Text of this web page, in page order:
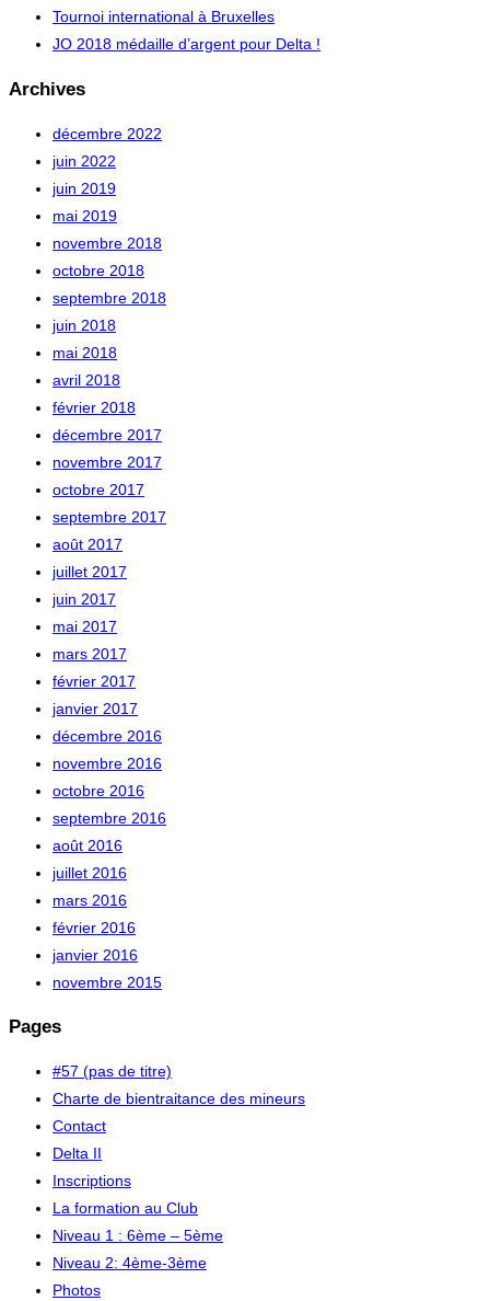
Tournoi international à Bruxelles
JO 2018 médaille d’argent pour Delta !
Archives
décembre 2022
juin 2022
juin 2019
mai 2019
novembre 2018
octobre 2018
septembre 2018
juin 2018
mai 2018
avril 2018
février 2018
décembre 2017
novembre 2017
octobre 2017
septembre 2017
août 2017
juillet 2017
juin 2017
mai 2017
mars 2017
février 2017
janvier 2017
décembre 2016
novembre 2016
octobre 2016
septembre 2016
août 2016
juillet 2016
mars 2016
février 2016
janvier 2016
novembre 2015
Pages
#57 (pas de titre)
Charte de bientraitance des mineurs
Contact
Delta II
Inscriptions
La formation au Club
Niveau 1 : 6ème – 5ème
Niveau 2: 4ème-3ème
Photos